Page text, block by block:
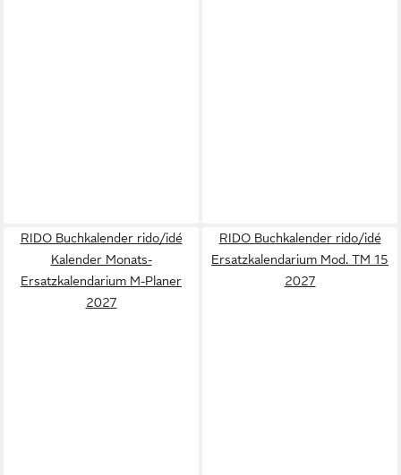
RIDO Buchkalender rido/idé
Kalender Monats-
Ersatzkalendarium M-Planer
2027
RIDO Buchkalender rido/idé
Ersatzkalendarium Mod. TM 15
2027